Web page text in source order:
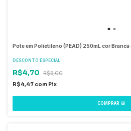
Pote em Polietileno (PEAD) 250mL cor Branca
DESCONTO ESPECIAL
R$4,70
R$5,00
R$4,47 com Pix